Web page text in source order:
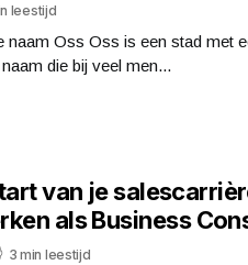
leestijd
naam Oss Oss is een stad met
die bij veel men...
van je
als Business
3 min leestijd